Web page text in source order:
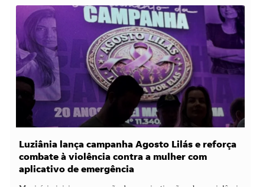
Luziânia lança campanha Agosto Lilás e reforça
combate à violência contra a mulher com
aplicativo de emergência